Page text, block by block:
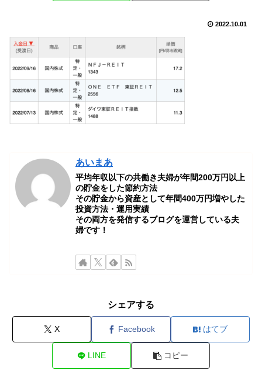
2022.10.01
あいまあ
平均年収以下の共働き夫婦が年間200万円以上
の貯金をした節約方法
その貯金から資産として年間400万円増やした
投資方法・運用実績
その両方を発信するブログを運営している夫
婦です！
シェアする
X Facebook はてブ
LINE コピー